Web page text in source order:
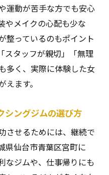
運動が苦手な方でも安心
やメイクの心配も少な
整っているのもポイント
スタッフが親切」「無理
多く、実際に体験した女
ます。
シングジムの選び方
させるためには、継続で
県仙台市青葉区宮町に
なジムや、仕事帰りにも